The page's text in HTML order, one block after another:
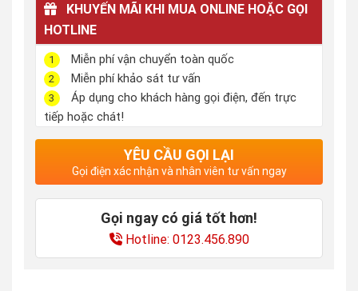
KHUYẾN MÃI KHI MUA ONLINE HOẶC GỌI
HOTLINE
1 Miễn phí vận chuyển toàn quốc
2 Miễn phí khảo sát tư vấn
3
Áp dụng cho khách hàng gọi điện, đến trực
tiếp hoặc chát!
YÊU CẦU GỌI LẠI
Gọi điện xác nhận và nhân viên tư vấn ngay
Gọi ngay có giá tốt hơn!
Hotline: 0123.456.890